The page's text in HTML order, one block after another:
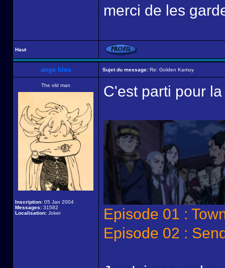
merci de les
Haut
ange bleu Sujet du message: Re: Golden Kamuy
The old man
Inscription: 05 Jan 2004
Messages: 31582
Localisation: Joker
C'est parti pour
Episode 01 :
Episode 02 :